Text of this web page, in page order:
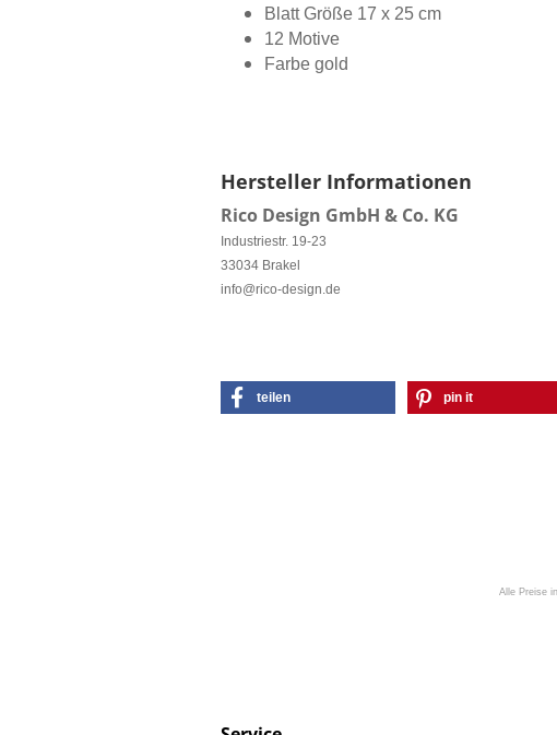
Blatt Größe 17 x 25 cm
12 Motive
Farbe gold
Hersteller Informationen
Rico Design GmbH & Co. KG
Industriestr. 19-23
33034 Brakel
info@rico-design.de
teilen pin it
Alle Preise